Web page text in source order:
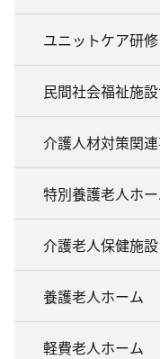
ユニットケア研修
民間社会福祉施
介護人材対策関
特別養護老人ホ
介護老人保健施設
養護老人ホーム
軽費老人ホーム